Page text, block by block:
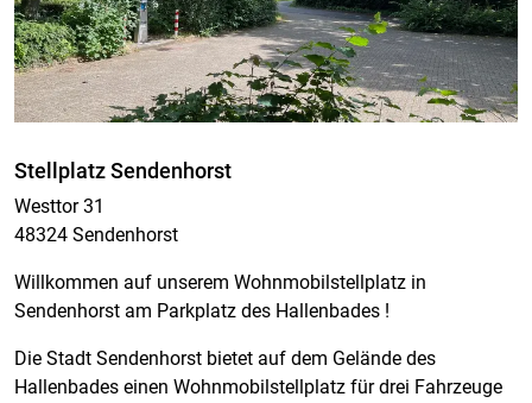
Stellplatz Sendenhorst
Westtor 31
48324 Sendenhorst
Willkommen auf unserem Wohnmobilstellplatz in
Sendenhorst am Parkplatz des Hallenbades !
Die Stadt Sendenhorst bietet auf dem Gelände des
Hallenbades einen Wohnmobilstellplatz für drei Fahrzeuge